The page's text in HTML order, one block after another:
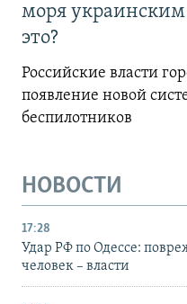
моря
это?
Российские власти
появление новой
беспилотников
НОВОСТИ
17:28
Удар РФ по Одессе:
человек – власти